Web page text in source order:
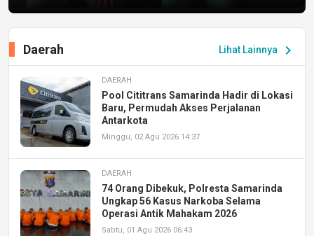
Lihat Lainnya chevron_right
Daerah
DAERAH
Pool Cititrans Samarinda Hadir di Lokasi
Baru, Permudah Akses Perjalanan
Antarkota
Minggu, 02 Agu 2026 14:37
DAERAH
74 Orang Dibekuk, Polresta Samarinda
Ungkap 56 Kasus Narkoba Selama
Operasi Antik Mahakam 2026
Sabtu, 01 Agu 2026 06:43